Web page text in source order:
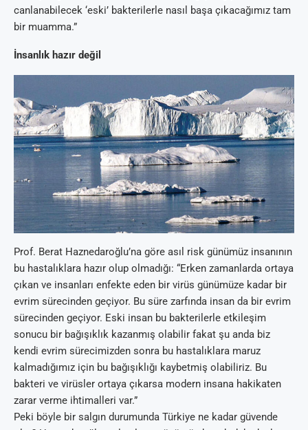
canlanabilecek ‘eski’ bakterilerle nasıl başa çıkacağımız tam
bir muamma.”
İnsanlık hazır değil
Prof. Berat Haznedaroğlu’na göre asıl risk günümüz insanının
bu hastalıklara hazır olup olmadığı: “Erken zamanlarda ortaya
çıkan ve insanları enfekte eden bir virüs günümüze kadar bir
evrim sürecinden geçiyor. Bu süre zarfında insan da bir evrim
sürecinden geçiyor. Eski insan bu bakterilerle etkileşim
sonucu bir bağışıklık kazanmış olabilir fakat şu anda biz
kendi evrim sürecimizden sonra bu hastalıklara maruz
kalmadığımız için bu bağışıklığı kaybetmiş olabiliriz. Bu
bakteri ve virüsler ortaya çıkarsa modern insana hakikaten
zarar verme ihtimalleri var.”
Peki böyle bir salgın durumunda Türkiye ne kadar güvende